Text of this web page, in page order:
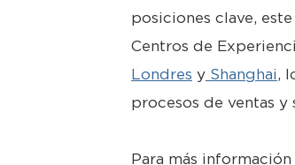
posiciones clave,
Centros de
Londres y Shanghai,
procesos de ventas y
Para más